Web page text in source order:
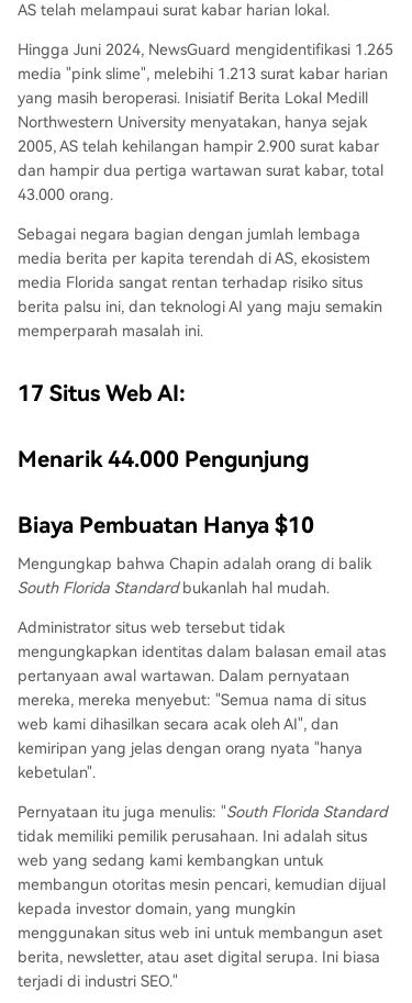
AS telah melampaui surat kabar harian lokal.
Hingga Juni 2024, NewsGuard mengidentifikasi 1.265
media "pink slime", melebihi 1.213 surat kabar harian
yang masih beroperasi. Inisiatif Berita Lokal Medill
Northwestern University menyatakan, hanya sejak
2005, AS telah kehilangan hampir 2.900 surat kabar
dan hampir dua pertiga wartawan surat kabar, total
43.000 orang.
Sebagai negara bagian dengan jumlah lembaga
media berita per kapita terendah di AS, ekosistem
media Florida sangat rentan terhadap risiko situs
berita palsu ini, dan teknologi AI yang maju semakin
memperparah masalah ini.
17 Situs Web AI:
Menarik 44.000 Pengunjung
Biaya Pembuatan Hanya $10
Mengungkap bahwa Chapin adalah orang di balik
South Florida Standardbukanlah hal mudah.
Administrator situs web tersebut tidak
mengungkapkan identitas dalam balasan email atas
pertanyaan awal wartawan. Dalam pernyataan
mereka, mereka menyebut: "Semua nama di situs
web kami dihasilkan secara acak oleh AI", dan
kemiripan yang jelas dengan orang nyata "hanya
kebetulan".
Pernyataan itu juga menulis: "South Florida Standard
tidak memiliki pemilik perusahaan. Ini adalah situs
web yang sedang kami kembangkan untuk
membangun otoritas mesin pencari, kemudian dijual
kepada investor domain, yang mungkin
menggunakan situs web ini untuk membangun aset
berita, newsletter, atau aset digital serupa. Ini biasa
terjadi di industri SEO."